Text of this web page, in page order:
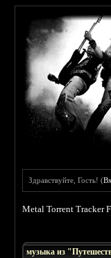
Здравствуйте, Гость! (
Metal Torrent Tracker
музыка из